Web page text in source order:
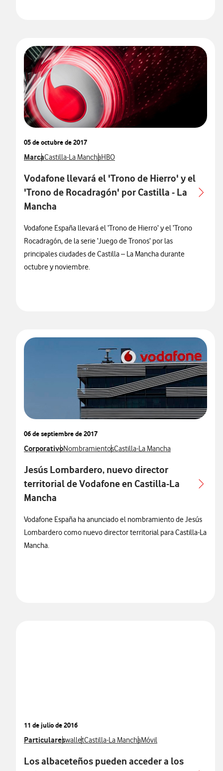
05 de octubre de 2017
Ver más notas de prensa relacionados con
MarcaVer más notas de prensa relacionados con
Castilla-La ManchaVer más notas de prensa relacionados
HBO
Vodafone llevará el 'Trono de Hierro' y el
'Trono de Rocadragón' por Castilla - La
Mancha
Vodafone España llevará el ‘Trono de Hierro’ y el ‘Trono
Rocadragón, de la serie ‘Juego de Tronos’ por las
principales ciudades de Castilla – La Mancha durante
octubre y noviembre.
06 de septiembre de 2017
Ver más notas de prensa relacionados con
CorporativoVer más notas de prensa relacionados con
NombramientosVer más notas de prensa
Castilla-La Mancha
Jesús Lombardero, nuevo director
territorial de Vodafone en Castilla-La
Mancha
Vodafone España ha anunciado el nombramiento de Jesús
Lombardero como nuevo director territorial para Castilla-La
Mancha.
11 de julio de 2016
Ver más notas de prensa relacionados con
ParticularesVer más notas de prensa relacionados con
walletVer más notas de prensa relacionados con
Castilla-La ManchaVer más notas de prensa
Móvil
Los albaceteños pueden acceder a los